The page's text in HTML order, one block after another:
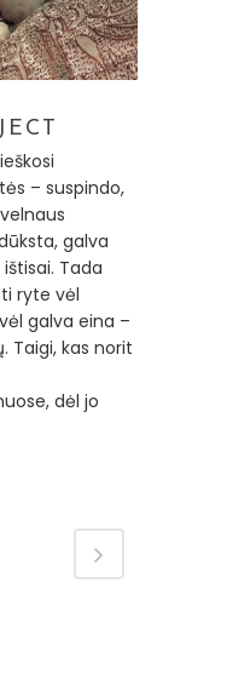
– suspindo,
galva
Tada
ryte vėl
galva eina –
Taigi, kas norit
dėl jo